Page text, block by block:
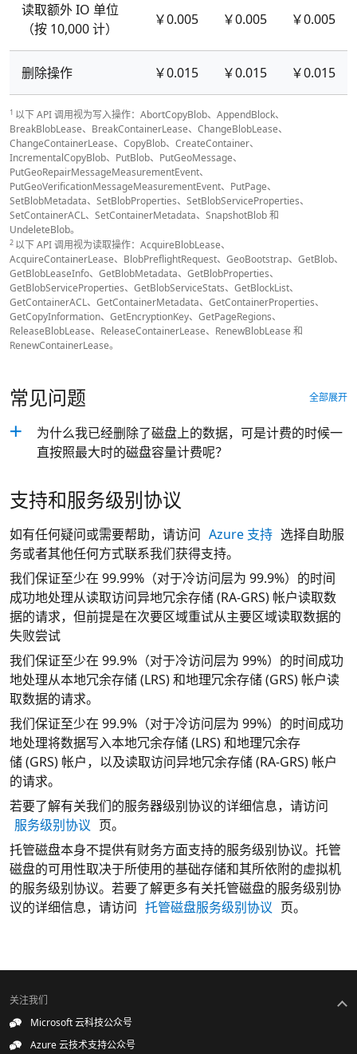
读取额外 IO 单位
（按 10,000 计）
￥0.005 ￥0.005 ￥0.005
删除操作 ￥0.015 ￥0.015 ￥0.015
1 以下 API 调用视为写入操作：AbortCopyBlob、AppendBlock、
BreakBlobLease、BreakContainerLease、ChangeBlobLease、
ChangeContainerLease、CopyBlob、CreateContainer、
IncrementalCopyBlob、PutBlob、PutGeoMessage、
PutGeoRepairMessageMeasurementEvent、
PutGeoVerificationMessageMeasurementEvent、PutPage、
SetBlobMetadata、SetBlobProperties、SetBlobServiceProperties、
SetContainerACL、SetContainerMetadata、SnapshotBlob 和
UndeleteBlob。
2 以下 API 调用视为读取操作：AcquireBlobLease、
AcquireContainerLease、BlobPreflightRequest、GeoBootstrap、GetBlob、
GetBlobLeaseInfo、GetBlobMetadata、GetBlobProperties、
GetBlobServiceProperties、GetBlobServiceStats、GetBlockList、
GetContainerACL、GetContainerMetadata、GetContainerProperties、
GetCopyInformation、GetEncryptionKey、GetPageRegions、
ReleaseBlobLease、ReleaseContainerLease、RenewBlobLease 和
RenewContainerLease。
常见问题 全部展开
为什么我已经删除了磁盘上的数据，可是计费的时候一
直按照最大时的磁盘容量计费呢？
支持和服务级别协议
如有任何疑问或需要帮助，请访问 Azure 支持 选择自助服
务或者其他任何方式联系我们获得支持。
我们保证至少在 99.99%（对于冷访问层为 99.9%）的时间
成功地处理从读取访问异地冗余存储 (RA-GRS) 帐户读取数
据的请求，但前提是在次要区域重试从主要区域读取数据的
失败尝试
我们保证至少在 99.9%（对于冷访问层为 99%）的时间成功
地处理从本地冗余存储 (LRS) 和地理冗余存储 (GRS) 帐户读
取数据的请求。
我们保证至少在 99.9%（对于冷访问层为 99%）的时间成功
地处理将数据写入本地冗余存储 (LRS) 和地理冗余存
储 (GRS) 帐户，以及读取访问异地冗余存储 (RA-GRS) 帐户
的请求。
若要了解有关我们的服务器级别协议的详细信息，请访问
服务级别协议 页。
托管磁盘本身不提供有财务方面支持的服务级别协议。托管
磁盘的可用性取决于所使用的基础存储和其所依附的虚拟机
的服务级别协议。若要了解更多有关托管磁盘的服务级别协
议的详细信息，请访问 托管磁盘服务级别协议 页。
关注我们
Microsoft 云科技公众号
Azure 云技术支持公众号